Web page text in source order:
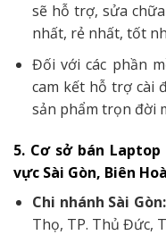
sẽ hỗ trợ, sửa
nhất, rẻ nhất, tốt
Đối với các phần
cam kết hỗ trợ cài
sản phẩm trọn đời
5. Cơ sở bán
vực Sài Gòn, Biên
Chi nhánh Sài
Thọ, TP. Thủ Đức,